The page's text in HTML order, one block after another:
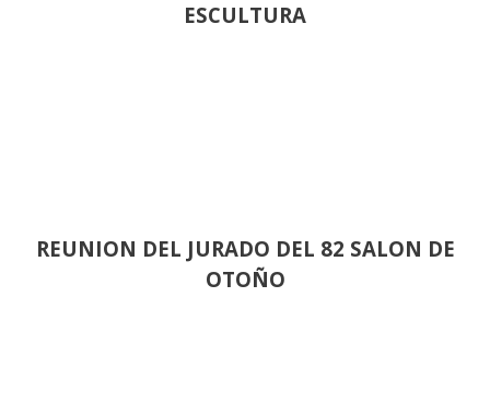
ESCULTURA
REUNION DEL JURADO DEL 82 SALON DE
OTOÑO